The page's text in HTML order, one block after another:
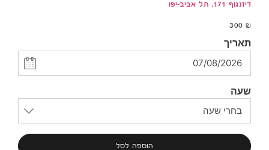
דיזנגוף 171, תל אביב-יפו
300 ₪
תאריך
שעה
הוספה לסל